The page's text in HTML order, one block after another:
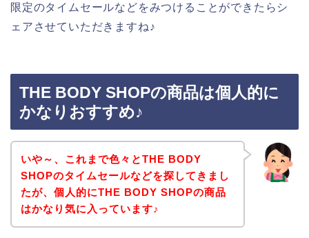
限定のタイムセールなどをみつけることができたらシ
ェアさせていただきますね♪
THE BODY SHOPの商品は個人的に
かなりおすすめ♪
いや～、これまで色々とTHE BODY
SHOPのタイムセールなどを探してきまし
たが、個人的にTHE BODY SHOPの商品
はかなり気に入っています♪